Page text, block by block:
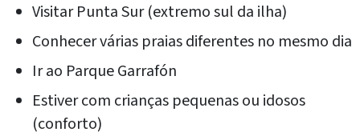
Visitar Punta Sur (extremo sul da ilha)
Conhecer várias praias diferentes no mesmo dia
Ir ao Parque Garrafón
Estiver com crianças pequenas ou idosos
(conforto)